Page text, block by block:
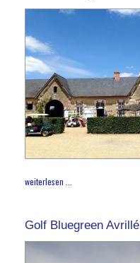
weiterlesen ...
Golf Bluegreen Avrillé